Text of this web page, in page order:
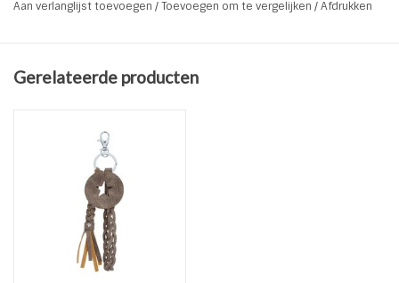
Lengte:
17,5 cm
Aan verlanglijst toevoegen /Toevoegen om te vergelijken /Afdrukken
Gerelateerde producten